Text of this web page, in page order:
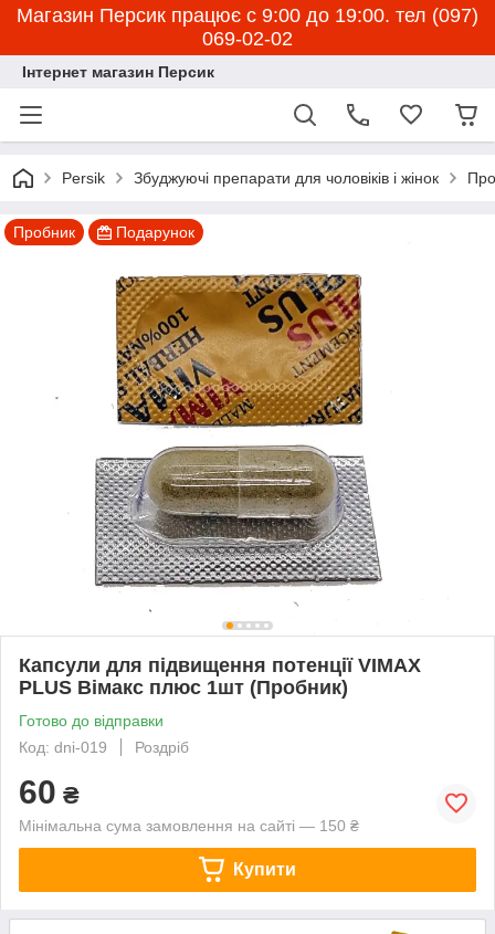
Магазин Персик працює с 9:00 до 19:00. тел (097)
069-02-02
Інтернет магазин Персик
Persik Збуджуючі препарати для чоловіків і жінок
Пробник Подарунок
Капсули для підвищення потенції VIMAX
PLUS Вімакс плюс 1шт (Пробник)
Готово до відправки
Код: dni-019
Роздріб
60 ₴
Мінімальна сума замовлення на сайті — 150 ₴
Купити